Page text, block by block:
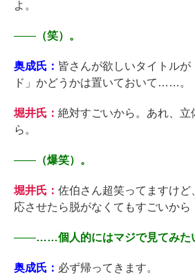
よ。
――（笑）。
奥成氏： 皆さんが欲しいタイトルが
ド」かどうかは置いておいて……。
堀井氏： 絶対すごいから。あれ、立
ら。
――（爆笑）。
堀井氏： 佐伯さん超笑ってますけど
応させたら脱がなくてもすごいから
――……個人的にはマジで見てみた
奥成氏： 必ず帰ってきます。